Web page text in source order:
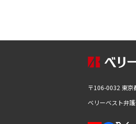
〒106-0032 東京
ベリーベスト弁